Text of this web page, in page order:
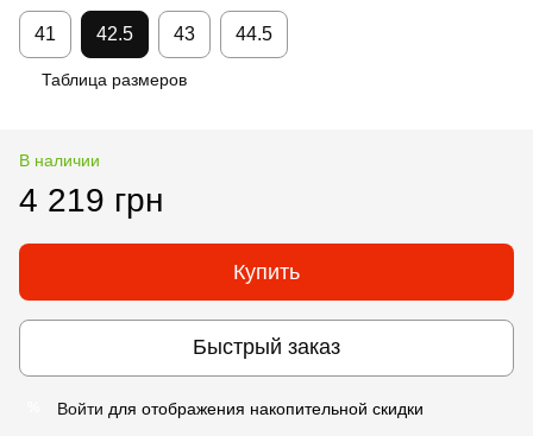
41 42.5 43 44.5
Таблица размеров
В наличии
4 219 грн
Купить
Быстрый заказ
Войти для отображения накопительной скидки